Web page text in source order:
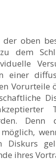
oben
dem
einer
Vorurteile
Denn
Diskurs
ihres